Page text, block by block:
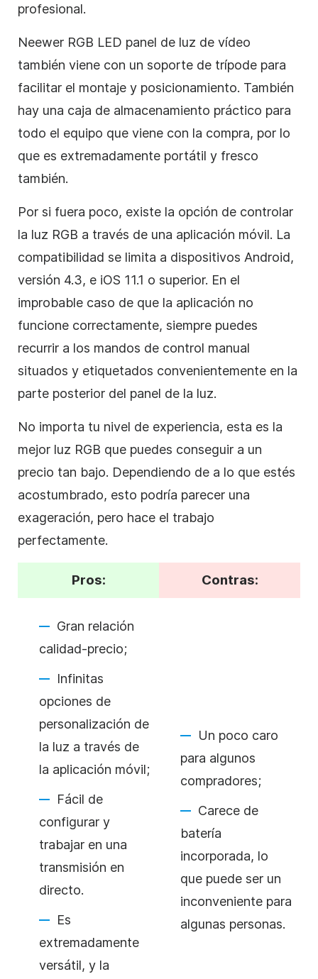
profesional.
Neewer RGB LED panel de luz de vídeo
también viene con un soporte de trípode para
facilitar el montaje y posicionamiento. También
hay una caja de almacenamiento práctico para
todo el equipo que viene con la compra, por lo
que es extremadamente portátil y fresco
también.
Por si fuera poco, existe la opción de controlar
la luz RGB a través de una aplicación móvil. La
compatibilidad se limita a dispositivos Android,
versión 4.3, e iOS 11.1 o superior. En el
improbable caso de que la aplicación no
funcione correctamente, siempre puedes
recurrir a los mandos de control manual
situados y etiquetados convenientemente en la
parte posterior del panel de la luz.
No importa tu nivel de experiencia, esta es la
mejor luz RGB que puedes conseguir a un
precio tan bajo. Dependiendo de a lo que estés
acostumbrado, esto podría parecer una
exageración, pero hace el trabajo
perfectamente.
Pros: Contras:
Gran relación
calidad-precio;
Infinitas
opciones de
personalización de
la luz a través de
la aplicación móvil;
Fácil de
configurar y
trabajar en una
transmisión en
directo.
Es
extremadamente
versátil, y la
Un poco caro
para algunos
compradores;
Carece de
batería
incorporada, lo
que puede ser un
inconveniente para
algunas personas.